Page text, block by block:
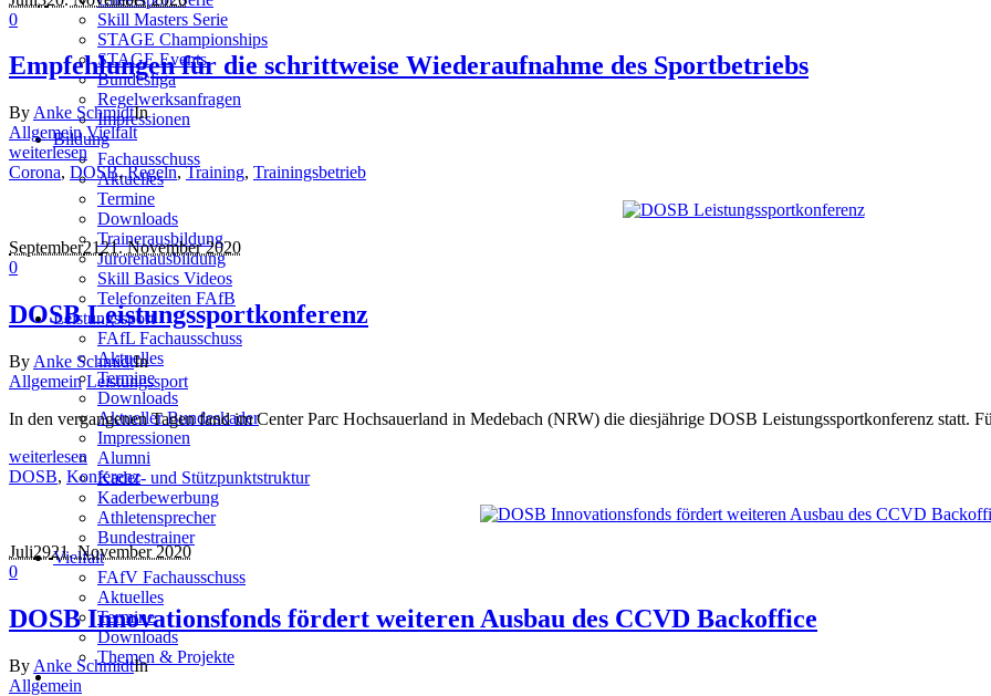
Skill Masters Serie
STAGE Championships
STAGE Events
Bundesliga
Regelwerksanfragen
Impressionen
Bildung
Fachausschuss
Aktuelles
Termine
Downloads
Trainerausbildung
Jurorenausbildung
Skill Basics Videos
Telefonzeiten FAfB
Leistungssport
FAfL Fachausschuss
Aktuelles
Termine
Downloads
Aktueller Bundeskader
Impressionen
Alumni
Kader- und Stützpunktstruktur
Kaderbewerbung
Athletensprecher
Bundestrainer
Vielfalt
FAfV Fachausschuss
Aktuelles
Termine
Downloads
Themen & Projekte
0
Empfehlungen für die schrittweise Wiederaufnahme des Sportbetriebs
By Anke SchmidtIn
Allgemein Vielfalt
weiterlesen
Corona, DOSB,Regeln,Training, Trainingsbetrieb
September2121. November 2020
0
DOSB Leistungssportkonferenz
By Anke SchmidtIn
Allgemein Leistungssport
In den vergangenen Tagen fand im Center Parc Hochsauerland in Medebach (NRW) die diesjährige DOSB Leistungssportkonferenz statt.
weiterlesen
DOSB, Konferenz
Juli2921. November 2020
0
DOSB Innovationsfonds fördert weiteren Ausbau des CCVD Backoffice
By Anke SchmidtIn
Allgemein